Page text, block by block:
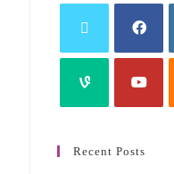
Recent Posts